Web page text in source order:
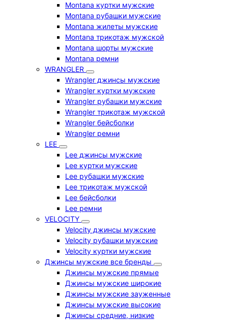
Montana куртки мужские
Montana рубашки мужские
Montana жилеты мужские
Montana трикотаж мужской
Montana шорты мужские
Montana ремни
WRANGLER
Wrangler джинсы мужские
Wrangler куртки мужские
Wrangler рубашки мужские
Wrangler трикотаж мужской
Wrangler бейсболки
Wrangler ремни
LEE
Lee джинсы мужские
Lee куртки мужские
Lee рубашки мужские
Lee трикотаж мужской
Lee бейсболки
Lee ремни
VELOCITY
Velocity джинсы мужские
Velocity рубашки мужские
Velocity куртки мужские
Джинсы мужские все бренды
Джинсы мужские прямые
Джинсы мужские широкие
Джинсы мужские зауженные
Джинсы мужские высокие
Джинсы средние, низкие